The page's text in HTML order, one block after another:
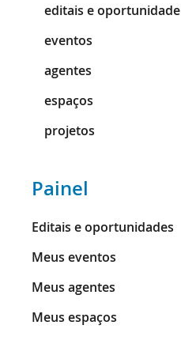
editais e oportunidade
eventos
agentes
espaços
projetos
Painel
Editais e oportunidades
Meus eventos
Meus agentes
Meus espaços